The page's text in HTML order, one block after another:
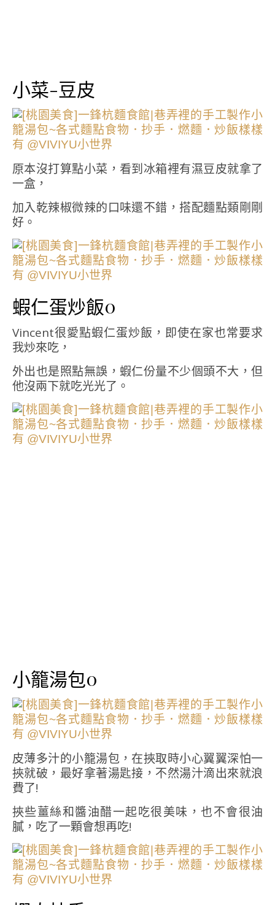
小菜-豆皮
原本沒打算點小菜，看到冰箱裡有濕豆皮就拿了
一盒，
加入乾辣椒微辣的口味還不錯，搭配麵點類剛剛
好。
蝦仁蛋炒飯0
Vincent很愛點蝦仁蛋炒飯，即使在家也常要求
我炒來吃，
外出也是照點無誤，蝦仁份量不少個頭不大，但
他沒兩下就吃光光了。
小籠湯包0
皮薄多汁的小籠湯包，在挾取時小心翼翼深怕一
挾就破，最好拿著湯匙接，不然湯汁滴出來就浪
費了!
挾些薑絲和醬油醋一起吃很美味，也不會很油
膩，吃了一顆會想再吃!